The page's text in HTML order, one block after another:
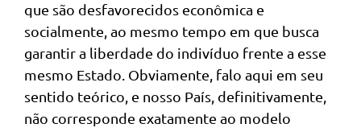
que são desfavorecidos econômica e
socialmente, ao mesmo tempo em que busca
garantir a liberdade do indivíduo frente a esse
mesmo Estado. Obviamente, falo aqui em seu
sentido teórico, e nosso País, definitivamente,
não corresponde exatamente ao modelo